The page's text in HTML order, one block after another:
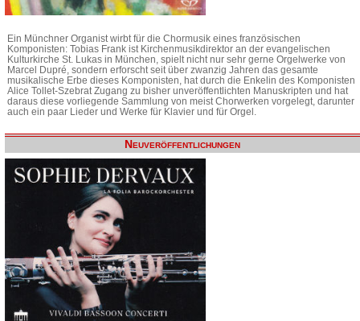
Ein Münchner Organist wirbt für die Chormusik eines französischen
Komponisten: Tobias Frank ist Kirchenmusikdirektor an der evangelischen
Kulturkirche St. Lukas in München, spielt nicht nur sehr gerne Orgelwerke von
Marcel Dupré, sondern erforscht seit über zwanzig Jahren das gesamte
musikalische Erbe dieses Komponisten, hat durch die Enkelin des Komponisten
Alice Tollet-Szebrat Zugang zu bisher unveröffentlichten Manuskripten und hat
daraus diese vorliegende Sammlung von meist Chorwerken vorgelegt, darunter
auch ein paar Lieder und Werke für Klavier und für Orgel.
Neuveröffentlichungen